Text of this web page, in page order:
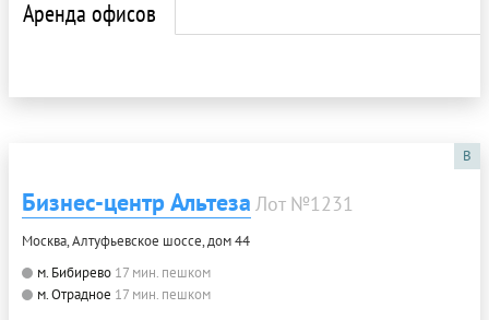
Аренда офисов
B
Бизнес-центр Альтеза Лот №1231
Москва, Алтуфьевское шоссе, дом 44
м. Бибирево 17 мин. пешком
м. Отрадное 17 мин. пешком